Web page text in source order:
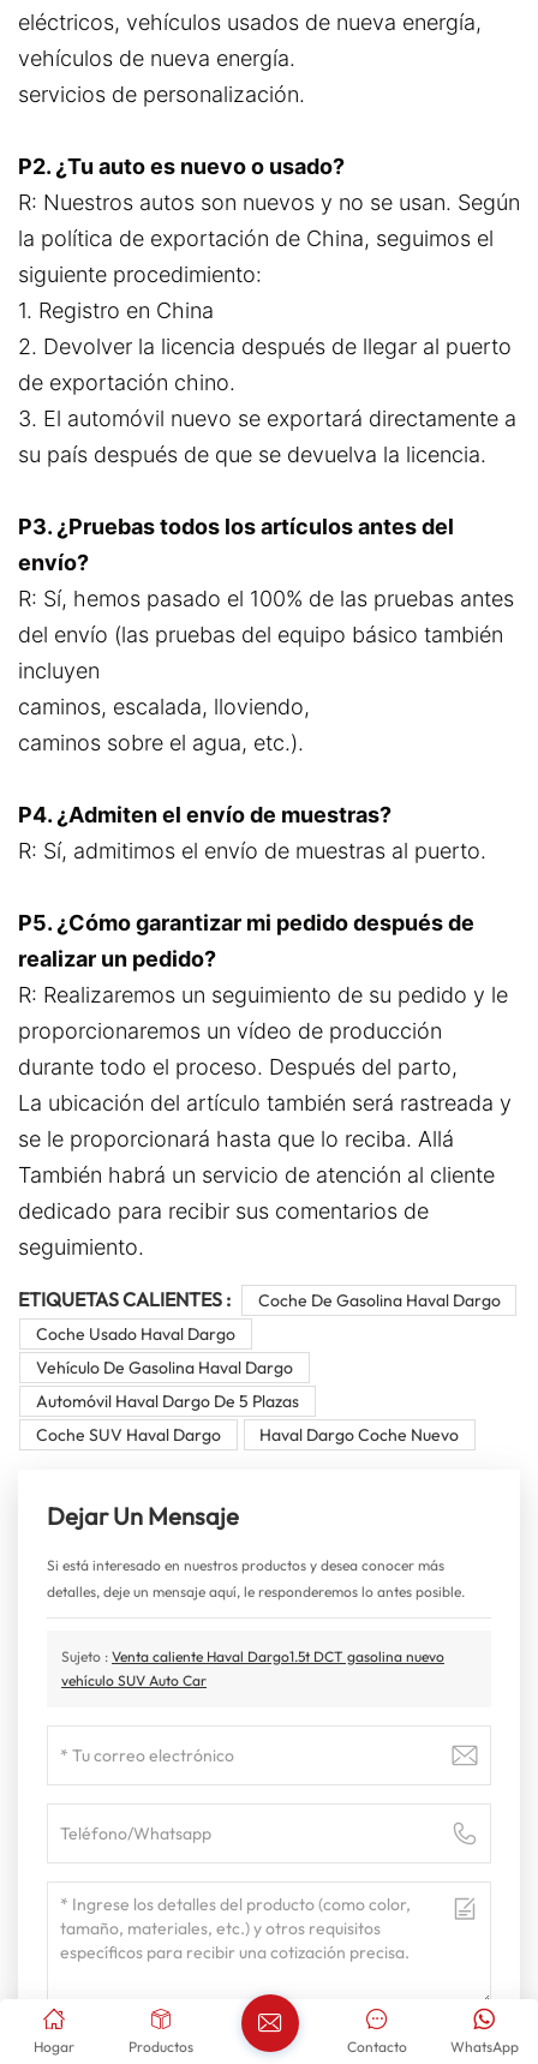
eléctricos, vehículos usados de nueva energía,
vehículos de nueva energía.
servicios de personalización.
P2. ¿Tu auto es nuevo o usado?
R: Nuestros autos son nuevos y no se usan. Según
la política de exportación de China, seguimos el
siguiente procedimiento:
1. Registro en China
2. Devolver la licencia después de llegar al puerto
de exportación chino.
3. El automóvil nuevo se exportará directamente a
su país después de que se devuelva la licencia.
P3. ¿Pruebas todos los artículos antes del
envío?
R: Sí, hemos pasado el 100% de las pruebas antes
del envío (las pruebas del equipo básico también
incluyen
caminos, escalada, lloviendo,
caminos sobre el agua, etc.).
P4. ¿Admiten el envío de muestras?
R: Sí, admitimos el envío de muestras al puerto.
P5. ¿Cómo garantizar mi pedido después de
realizar un pedido?
R: Realizaremos un seguimiento de su pedido y le
proporcionaremos un vídeo de producción
durante todo el proceso. Después del parto,
La ubicación del artículo también será rastreada y
se le proporcionará hasta que lo reciba. Allá
También habrá un servicio de atención al cliente
dedicado para recibir sus comentarios de
seguimiento.
ETIQUETAS CALIENTES :
Coche De Gasolina Haval Dargo
Coche Usado Haval Dargo
Vehículo De Gasolina Haval Dargo
Automóvil Haval Dargo De 5 Plazas
Coche SUV Haval Dargo
Haval Dargo Coche Nuevo
Dejar Un Mensaje
Si está interesado en nuestros productos y desea conocer más
detalles, deje un mensaje aquí, le responderemos lo antes posible.
Sujeto : Venta caliente Haval Dargo1.5t DCT gasolina nuevo
vehículo SUV Auto Car
ENTREGAR
Hogar Productos WhatsApp
Contacto